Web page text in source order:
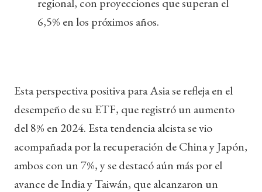
6,5% en los próximos años.
Esta perspectiva positiva para Asia se refleja en el
desempeño de su ETF, que registró un aumento
del 8% en 2024. Esta tendencia alcista se vio
acompañada por la recuperación de China y Japón,
ambos con un 7%, y se destacó aún más por el
avance de India y Taiwán, que alcanzaron un